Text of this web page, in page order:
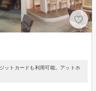
ットカードも利用可能。アットホ